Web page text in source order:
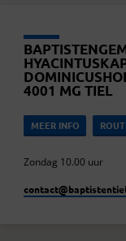
4001 MG TIEL
MEER INFO
Zondag 10.00 uur